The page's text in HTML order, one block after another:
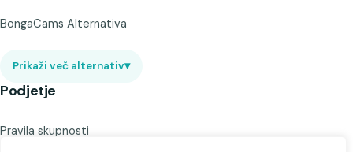
BongaCams Alternativa
Prikaži več alternativ▾
Podjetje
Pravila skupnosti